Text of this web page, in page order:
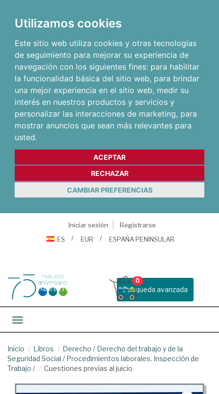
Utilizamos cookies
Este sitio web utiliza cookies y otras tecnologías
de seguimiento para mejorar su experiencia de
navegación con los siguientes fines: para habilitar
la funcionalidad básica del sitio web, para brindar
una mejor experiencia en el sitio web, medir su
interés en nuestros productos y servicios y
personalizar las interacciones de marketing, para
mostrar anuncios que sean más relevantes para
usted.
ACEPTAR
RECHAZAR
CAMBIAR PREFERENCIAS
Iniciar sesión
Registrarse
ES
EUR ESPAÑA PENINSULAR
Busqueda avanzada
0
Toggle navigation
Inicio Libros Derecho / Derecho del trabajo y de la
Seguridad Social / Procedimientos laborales. Inspección de
Trabajo / Cuestiones previas al juicio